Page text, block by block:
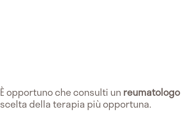
È opportuno che consulti un reumatologo
scelta della terapia più opportuna.